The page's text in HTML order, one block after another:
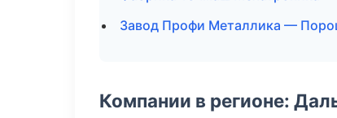
Завод Профи Металлика —
Компании в регионе: